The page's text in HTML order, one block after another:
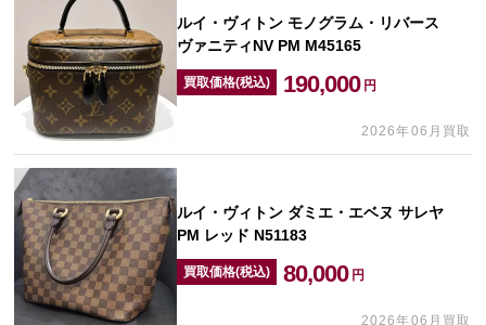
ルイ・ヴィトン モノグラム・リバース
ヴァニティNV PM M45165
買取価格(税込) 190,000 円
2026年06月買取
ルイ・ヴィトン ダミエ・エベヌ サレヤ
PM レッド N51183
買取価格(税込) 80,000 円
2026年06月買取